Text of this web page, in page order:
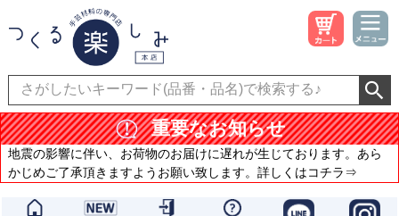
重要なお知らせ
地震の影響に伴い、お荷物のお届けに遅れが生じております。あら
かじめご了承頂きますようお願い致します。詳しくはコチラ⇒